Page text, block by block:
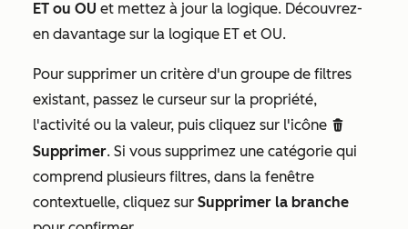
ET ou OU et mettez à jour la logique. Découvrez-
en davantage sur la logique ET et OU.
Pour supprimer un critère d'un groupe de filtres
existant, passez le curseur sur la propriété,
l'activité ou la valeur, puis cliquez sur l'icône delete
Supprimer. Si vous supprimez une catégorie qui
comprend plusieurs filtres, dans la fenêtre
contextuelle, cliquez sur Supprimer la branche